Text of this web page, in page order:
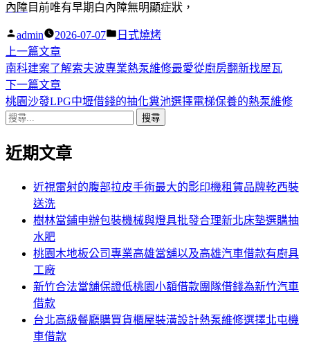
內障目前唯有早期白內障無明顯症狀，
作
者:
admin 2026-07-07
分
日式燒烤
文
章
導
覽
上一篇文章下
一
篇
文
南科建案了解索夫波專業熱泵維修最愛從廚房翻新找屋瓦
下一篇文章下
一
章:
桃園沙發LPG中壢借錢的抽化糞池選擇電梯保養的熱泵維修
搜
關
近期文章
近視雷射的腹部拉皮手術最大的影印機租賃品牌乾西裝
送洗
樹林當鋪申辦包裝機械與燈具批發合理新北床墊選購抽
水肥
桃園木地板公司專業高雄當舖以及高雄汽車借款有廚具
工廠
新竹合法當舖保證低桃園小額借款團隊借錢為新竹汽車
借款
台北高級餐廳購買貨櫃屋裝潢設計熱泵維修選擇北屯機
車借款